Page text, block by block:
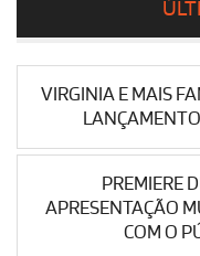
VIRGINIA E MAIS
PREMIERE
APRESENTAÇÃO
COM O